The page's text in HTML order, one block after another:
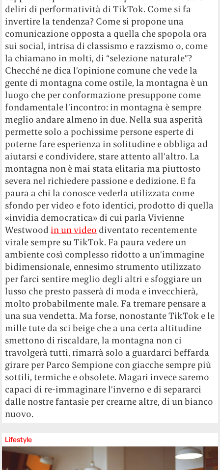
deliri di performatività di TikTok. Come si fa
invertire la tendenza? Come si propone una
comunicazione opposta a quella che spopola ora
sui social, intrisa di classismo e razzismo o, come
la chiamano in molti, di “selezione naturale”?
Checché ne dica l’opinione comune che vede la
gente di montagna come ostile, la montagna è un
luogo che per conformazione presuppone come
fondamentale l’incontro: in montagna è sempre
meglio andare almeno in due. Nella sua asperità
permette solo a pochissime persone esperte di
poterne fare esperienza in solitudine e obbliga ad
aiutarsi e condividere, stare attento all’altro. La
montagna non è mai stata elitaria ma piuttosto
severa nel richiedere passione e dedizione. E fa
paura a chi la conosce vederla utilizzata come
sfondo per video e foto identici, prodotto di quella
«invidia democratica» di cui parla Vivienne
Westwood in un video diventato recentemente
virale sempre su TikTok. Fa paura vedere un
ambiente così complesso ridotto a un’immagine
bidimensionale, ennesimo strumento utilizzato
per farci sentire meglio degli altri e sfoggiare un
lusso che presto passerà di moda e invecchierà,
molto probabilmente male. Fa tremare pensare a
una sua vendetta. Ma forse, nonostante TikTok e le
mille tute da sci beige che a una certa altitudine
smettono di riscaldare, la montagna non ci
travolgerà tutti, rimarrà solo a guardarci beffarda
girare per Parco Sempione con giacche sempre più
sottili, termiche e obsolete. Magari invece saremo
capaci di re-immaginare l’inverno e di separarci
dalle nostre fantasie per crearne altre, di un bianco
nuovo.
Lifestyle